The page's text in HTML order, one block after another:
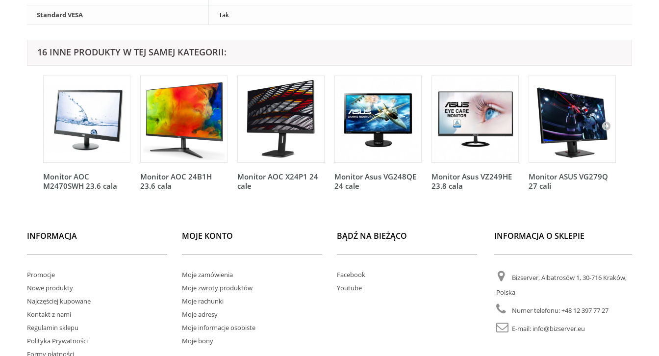
Standard VESA Tak
16 INNE PRODUKTY W TEJ SAMEJ KATEGORII:
Monitor AOC
M2470SWH 23.6 cala
Monitor AOC 24B1H
23.6 cala
Monitor AOC X24P1 24
cale
Monitor Asus VG248QE
24 cale
Monitor Asus VZ249HE
23.8 cala
Monitor ASUS VG279Q
27 cali
INFORMACJA
Promocje
Nowe produkty
Najczęściej kupowane
Kontakt z nami
Regulamin sklepu
Polityka Prywatności
Formy płatności
MOJE KONTO
Moje zamówienia
Moje zwroty produktów
Moje rachunki
Moje adresy
Moje informacje osobiste
Moje bony
BĄDŹ NA BIEŻĄCO
Facebook
Youtube
INFORMACJA O SKLEPIE
Bizserver, Albatrosów 1, 30-716 Kraków,
Polska
Numer telefonu:+48 12 397 77 27
E-mail: info@bizserver.eu